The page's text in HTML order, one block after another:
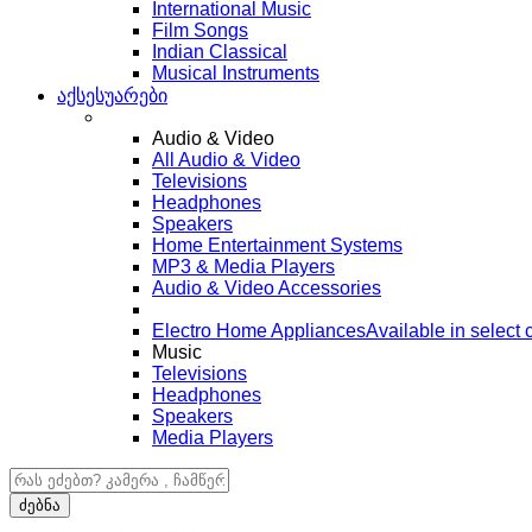
International Music
Film Songs
Indian Classical
Musical Instruments
აქსესუარები
Audio & Video
All Audio & Video
Televisions
Headphones
Speakers
Home Entertainment Systems
MP3 & Media Players
Audio & Video Accessories
Electro Home AppliancesAvailable in select
Music
Televisions
Headphones
Speakers
Media Players
ძებნა:
ძებნა